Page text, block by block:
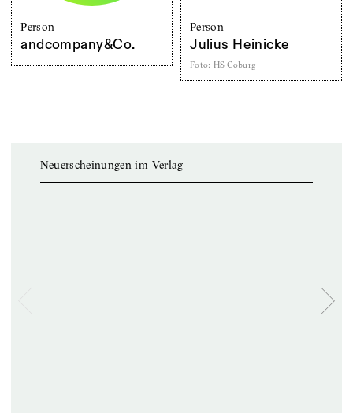
Person
andcompany&Co.
Person
Julius Heinicke
Foto: HS Coburg
Neuerscheinungen im Verlag